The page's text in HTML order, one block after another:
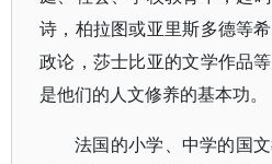
诗，柏拉图或亚里斯多德等
政论，莎士比亚的文学作品
是他们的人文修养的基本功。
法国的小学、中学的国